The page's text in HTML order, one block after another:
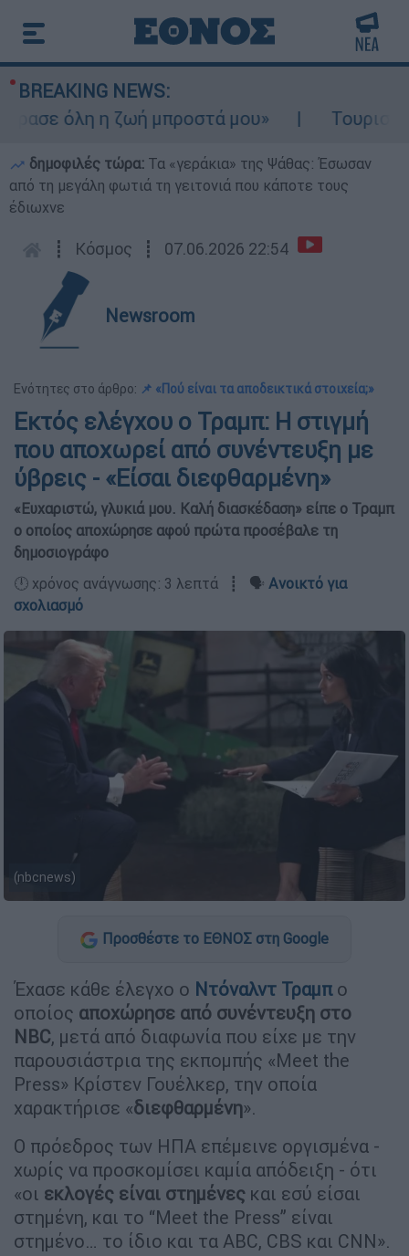
BREAKING NEWS:
όλη η ζωή μπροστά μου»
Τουρισμός
δημοφιλές τώρα: Τα «γεράκια» της Ψάθας: Έσωσαν
από τη μεγάλη φωτιά τη γειτονιά που κάποτε τους
έδιωχνε
┋ Κόσμος ┋ 07.06.2026 22:54
Newsroom
Ενότητες στο άρθρο: 📌 «Πού είναι τα αποδεικτικά στοιχεία;»
Εκτός ελέγχου ο Τραμπ: Η στιγμή
που αποχωρεί από συνέντευξη με
ύβρεις - «Είσαι διεφθαρμένη»
«Ευχαριστώ, γλυκιά μου. Καλή διασκέδαση» είπε ο Τραμπ
ο οποίος αποχώρησε αφού πρώτα προσέβαλε τη
δημοσιογράφο
🕛 χρόνος ανάγνωσης: 3 λεπτά ┋ 🗣️ Ανοικτό για
σχολιασμό
(nbcnews)
Προσθέστε το ΕΘΝΟΣ στη Google
Έχασε κάθε έλεγχο ο Ντόναλντ Τραμπ ο
οποίος αποχώρησε από συνέντευξη στο
NBC, μετά από διαφωνία που είχε με την
παρουσιάστρια της εκπομπής «Meet the
Press» Κρίστεν Γουέλκερ, την οποία
χαρακτήρισε «διεφθαρμένη».
Ο πρόεδρος των ΗΠΑ επέμεινε οργισμένα -
χωρίς να προσκομίσει καμία απόδειξη - ότι
«οι εκλογές είναι στημένες και εσύ είσαι
στημένη, και το “Meet the Press” είναι
στημένο… το ίδιο και τα ABC, CBS και CNN».